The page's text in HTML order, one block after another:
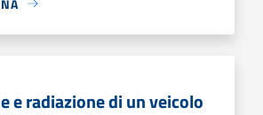
e radiazione di un veicolo